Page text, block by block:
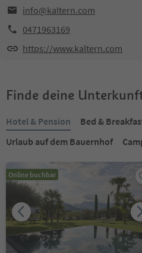
info@kaltern.com
0471963169
https://www.kaltern.com
Finde deine
Hotel & Pension
Bed &
Urlaub auf dem Bauernhof
Online buchbar